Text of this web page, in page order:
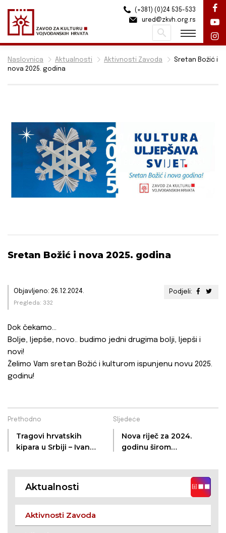
Naslovnica Aktualnosti Aktivnosti Zavoda
Sretan Božić i
nova 2025. godina
Sretan Božić i nova 2025. godina
Podjeli:
Objavljeno: 26.12.2024.
Pregleda: 332
Dok čekamo...
Bolje, ljepše, novo.. budimo jedni drugima bolji, ljepši i
novi!
Želimo Vam sretan Božić i kulturom ispunjenu novu 2025.
godinu!
Prethodno
Tragovi hrvatskih
kipara u Srbiji – Ivan
zajedničkom
kalendaru hrvatskih
institucija za siječanj
2025.
Sljedeće
Nova riječ za 2024.
godinu širom
autore
Aktualnosti
Aktivnosti Zavoda
(+381) (0)24 535-533
ured@zkvh.org.rs
Pretraži